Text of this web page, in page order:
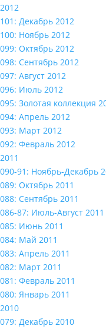
2012
101: Декабрь 2012
100: Ноябрь 2012
099: Октябрь 2012
098: Сентябрь 2012
097: Август 2012
096: Июль 2012
095: Золотая коллекция
094: Апрель 2012
093: Март 2012
092: Февраль 2012
2011
090-91: Ноябрь-Декабрь
089: Октябрь 2011
088: Сентябрь 2011
086-87: Июль-Август 2011
085: Июнь 2011
084: Май 2011
083: Апрель 2011
082: Март 2011
081: Февраль 2011
080: Январь 2011
2010
079: Декабрь 2010